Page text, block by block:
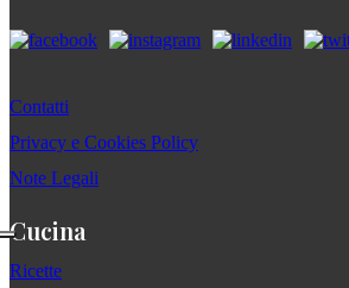
Contatti
Privacy e Cookies Policy
Note Legali
Cucina
Ricette